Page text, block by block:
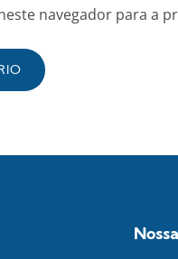
navegador para a